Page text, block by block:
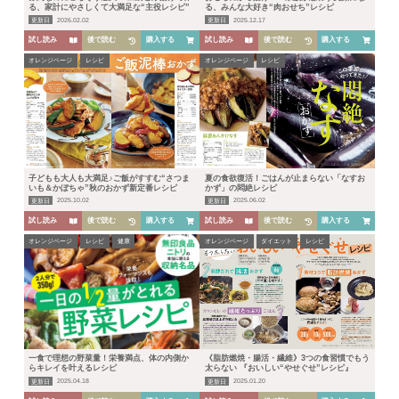
HOME
人気ランキング
カテゴリー
生活 レシピ 旅行 ビジネス
る、家計にやさしくて大満足な“主役レシピ”
更新日 2026.02.02
試し読み 後で読む 購入する
る、みんな大好き“肉おせち”レシピ
更新日 2025.12.17
試し読み 後で読む 購入する
オレンジページ レシピ
子どもも大人も大満足♪ご飯がすすむ“さつま
いも＆かぼちゃ”秋のおかず新定番レシピ
更新日 2025.10.02
試し読み 後で読む 購入する
オレンジページ レシピ
夏の食欲復活！ごはんが止まらない「なすお
かず」の悶絶レシピ
更新日 2025.06.02
試し読み 後で読む 購入する
オレンジページ レシピ 健康
一食で理想の野菜量！栄養満点、体の内側か
らキレイを叶えるレシピ
更新日 2025.04.18
オレンジページ ダイエット レシピ
《脂肪燃焼・腸活・繊維》3つの食習慣でもう
太らない 『おいしい“やせぐせ”レシピ』
更新日 2025.01.20